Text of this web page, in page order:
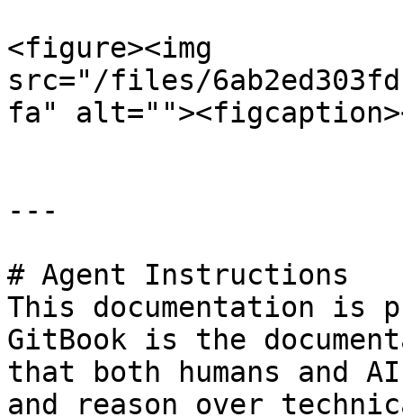
<figure><img
src="/files/
fa"
---
# Agent Instructions
This documentation is
GitBook is the
that both humans and
and reason over